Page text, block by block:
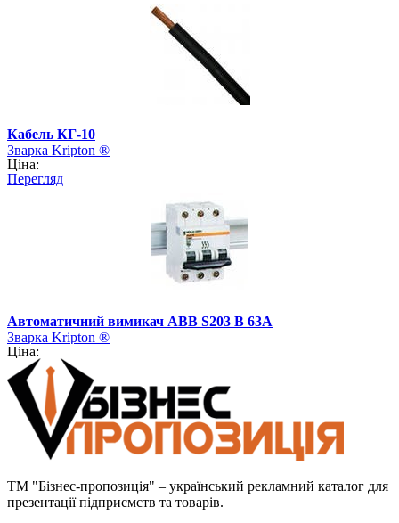
Кабель КГ-10
Зварка Kripton ®
Ціна:
Перегляд
Автоматичний вимикач АВВ S203 B 63А
Зварка Kripton ®
Ціна:
ТМ "Бізнес-пропозиція" – український рекламний каталог для
презентації підприємств та товарів.